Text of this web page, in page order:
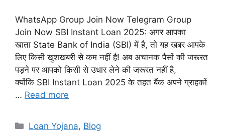
WhatsApp Group Join Now Telegram Group
Join Now SBI Instant Loan 2025: अगर आपका
खाता State Bank of India (SBI) में है, तो यह खबर आपके
लिए किसी खुशखबरी से कम नहीं है! अब अचानक पैसों की जरूरत
पड़ने पर आपको किसी से उधार लेने की जरूरत नहीं है,
क्योंकि SBI Instant Loan 2025 के तहत बैंक अपने ग्राहकों
… Read more
Categories
Loan Yojana, Blog